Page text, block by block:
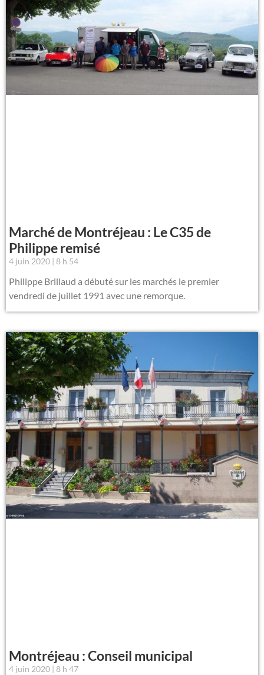
Marché de Montréjeau : Le C35 de
Philippe remisé
4 juin 2020 8 h 54
Philippe Brillaud a débuté sur les marchés le premier
vendredi de juillet 1991 avec une remorque.
Montréjeau : Conseil municipal
4 juin 2020 8 h 47